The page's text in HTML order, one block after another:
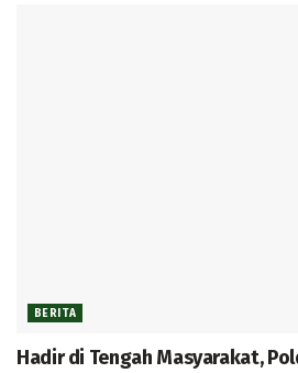
BERITA
Hadir di Tengah Masyarakat,